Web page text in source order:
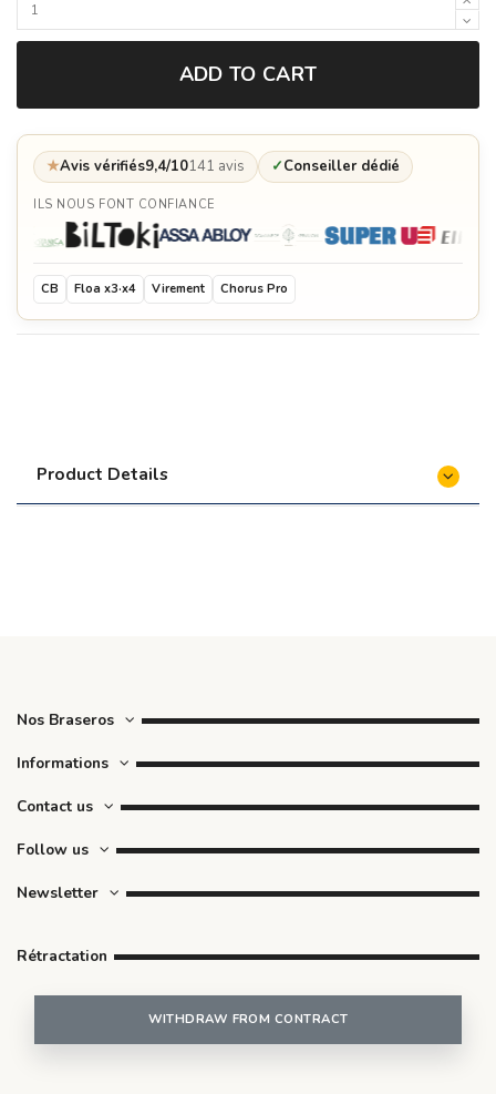
ADD TO CART
★Avis vérifiés9,4/10141 avis ✓Conseiller dédié
ILS NOUS FONT CONFIANCE
CB Floa x3·x4 Virement Chorus Pro
Product Details
Nos Braseros
Informations
Contact us
Follow us
Newsletter
Rétractation
WITHDRAW FROM CONTRACT